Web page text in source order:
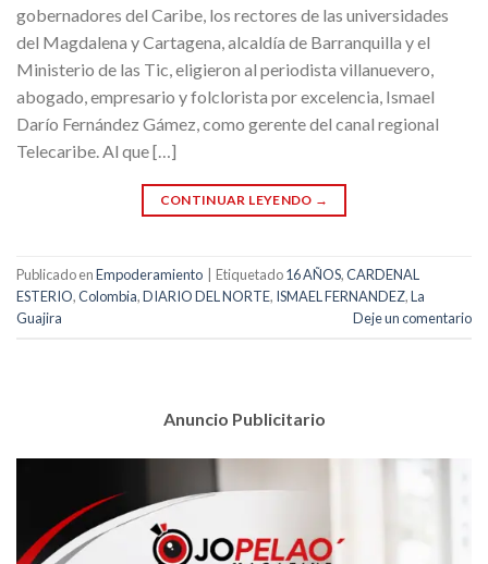
gobernadores del Caribe, los rectores de las universidades
del Magdalena y Cartagena, alcaldía de Barranquilla y el
Ministerio de las Tic, eligieron al periodista villanuevero,
abogado, empresario y folclorista por excelencia, Ismael
Darío Fernández Gámez, como gerente del canal regional
Telecaribe. Al que […]
CONTINUAR LEYENDO →
Publicado enEmpoderamiento Etiquetado16 AÑOS,CARDENAL
ESTERIO,Colombia,DIARIO DEL NORTE, ISMAEL FERNANDEZ,La
Guajira
Deje un comentario
Anuncio Publicitario